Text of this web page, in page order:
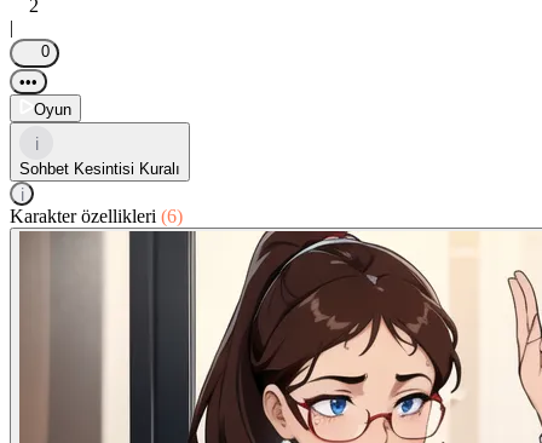
2
|
0
•••
Oyun
i
Sohbet Kesintisi Kuralı
i
Karakter özellikleri (6)